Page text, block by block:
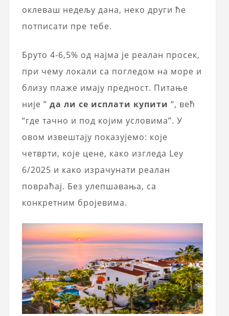
оклеваш недељу дана, неко други ће
потписати пре тебе.
Бруто 4-6,5% од најма је реалан просек,
при чему локали са погледом на море и
близу плаже имају предност. Питање
није ” да ли се исплати купити “, већ
“где тачно и под којим условима”. У
овом извештају показујемо: које
четврти, које цене, како изгледа Ley
6/2025 и како израчунати реалан
повраћај. Без улепшавања, са
конкретним бројевима.